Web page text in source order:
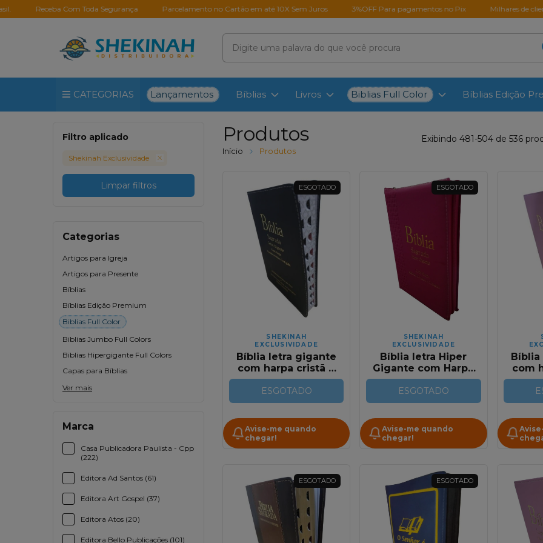
Receba Com Toda Segurança Parcelamento no Cartão em até 10X Sem Juros 3%OFF Para pagamentos no Pix Milhares de clientes
CATEGORIAS Lançamentos Bíblias Livros Biblias Full Color Bíblias Edição
Filtro aplicado
Shekinah Exclusividade
Limpar filtros
Categorias
Artigos para Igreja
Artigos para Presente
Bíblias
Bíblias Edição Premium
Biblias Full Color
Biblias Jumbo Full Colors
Biblias Hipergigante Full Colors
Capas para Bíblias
Ver mais
Marca
Casa Publicadora Paulista - Cpp
(222)
Editora Ad Santos (61)
Editora Art Gospel (37)
Editora Atos (20)
Editora Bello Publicações (101)
Produtos
Início Produtos
Exibindo 481-504 de 536
ESGOTADO
SHEKINAH
EXCLUSIVIDADE
Bíblia letra gigante
com harpa cristã e
corinhos relevo
preto RC Full Color
ESGOTADO
Avise-me quando
chegar!
ESGOTADO
SHEKINAH
EXCLUSIVIDADE
Bíblia letra Hiper
Gigante com Harpa
Relevo Pink com
Zíper Full Color
ESGOTADO
Avise-me quando
chegar!
com
ESGOTADO ESGOTADO